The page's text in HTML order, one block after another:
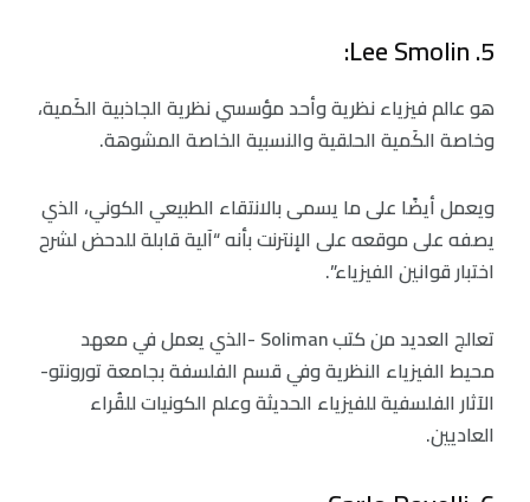
5. Lee Smolin:
هو عالم فيزياء نظرية وأحد مؤسسي نظرية الجاذبية الكَمية،
وخاصة الكَمية الحلقية والنسبية الخاصة المشوهة.
ويعمل أيضًا على ما يسمى بالانتقاء الطبيعي الكوني، الذي
يصفه على موقعه على الإنترنت بأنه “آلية قابلة للدحض لشرح
اختبار قوانين الفيزياء”.
تعالج العديد من كتب Soliman -الذي يعمل في معهد
محيط الفيزياء النظرية وفي قسم الفلسفة بجامعة تورونتو-
الآثار الفلسفية للفيزياء الحديثة وعلم الكونيات للقُراء
العاديين.